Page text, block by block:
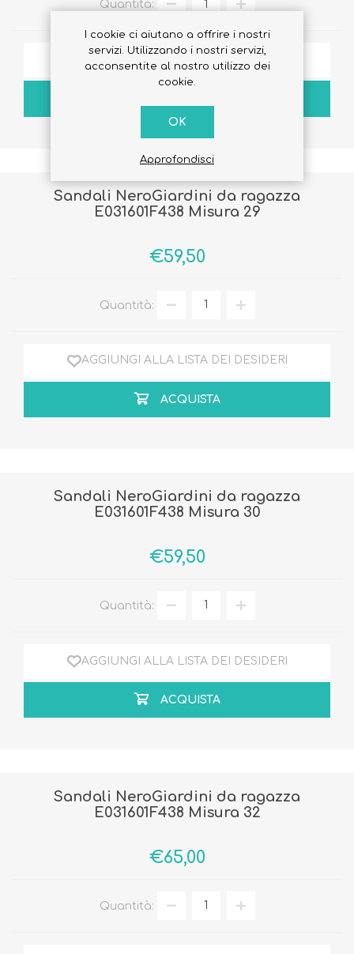
Quantità:
AGGIUNGI ALLA LISTA DEI DESIDERI
Sandali NeroGiardini da ragazza
E031601F438 Misura 29
€59,50
Quantità:
AGGIUNGI ALLA LISTA DEI DESIDERI
ACQUISTA
Sandali NeroGiardini da ragazza
E031601F438 Misura 30
€59,50
Quantità:
AGGIUNGI ALLA LISTA DEI DESIDERI
ACQUISTA
Sandali NeroGiardini da ragazza
E031601F438 Misura 32
€65,00
Quantità:
I cookie ci aiutano a offrire i nostri
servizi. Utilizzando i nostri servizi,
acconsentite al nostro utilizzo dei
cookie.
OK
Approfondisci